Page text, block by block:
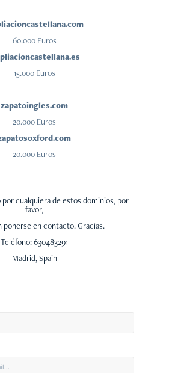
60.000 Euros
15.000 Euros
zapatoingles.com
20.000 Euros
20.000 Euros
cualquiera de estos dominios, por
favor,
ponerse en contacto. Gracias.
Teléfono: 630483291
Madrid, Spain